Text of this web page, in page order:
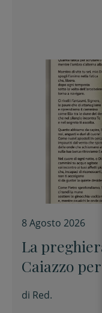
8 Agosto 2026
La
Caiazzo
Tempo
di Red.